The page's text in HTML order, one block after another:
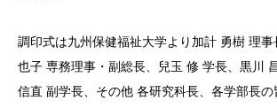
調印式は九州保健福祉大学より加計 勇樹 理
也子 専務理事・副総長、兒玉 修 学長、黒川
信直 副学長、その他 各研究科長、各学部長の